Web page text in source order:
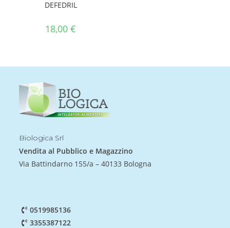
DEFEDRIL
18,00€
Biologica Srl
Vendita al Pubblico e Magazzino
Via Battindarno 155/a – 40133 Bologna
0519985136
3355387122